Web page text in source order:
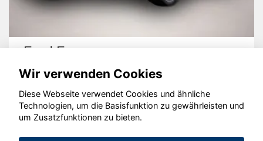
Nissan X-Trail
© konjunkturmotor.de GmbH 2020 - 2026
Wir verwenden Cookies
Diese Webseite verwendet Cookies und ähnliche
Technologien, um die Basisfunktion zu gewährleisten und
um Zusatzfunktionen zu bieten.